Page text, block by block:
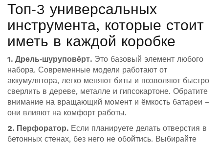
Топ‑3 универсальных
инструмента, которые стоит
иметь в каждой коробке
1. Дрель‑шуруповёрт. Это базовый элемент любого
набора. Современные модели работают от
аккумулятора, легко меняют биты и позволяют быстро
сверлить в дереве, металле и гипсокартоне. Обратите
внимание на вращающий момент и ёмкость батареи –
они влияют на комфорт работы.
2. Перфоратор. Если планируете делать отверстия в
бетонных стенах, без него не обойтись. Выбирайте